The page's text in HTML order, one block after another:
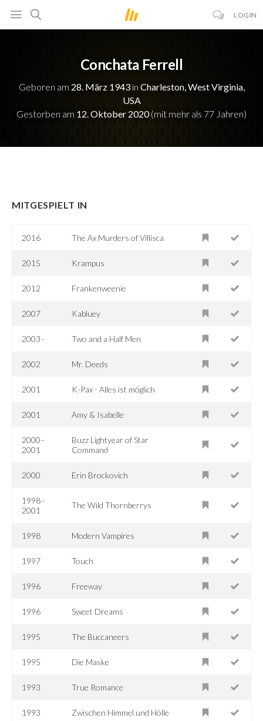
LOGIN
Conchata Ferrell
Geboren am 28. März 1943in Charleston, West Virginia,
USA
Gestorben am 12. Oktober 2020(mit mehr als 77 Jahren)
MITGESPIELT IN
2016 The Ax Murders of Villisca
2015 Krampus
2012 Frankenweenie
2007 Kabluey
2003– Two and a Half Men
2002 Mr. Deeds
2001 K-Pax - Alles ist möglich
2001 Amy & Isabelle
2000–
2001
Buzz Lightyear of Star
Command
2000 Erin Brockovich
1998–
2001
The Wild Thornberrys
1998 Modern Vampires
1997 Touch
1996 Freeway
1996 Sweet Dreams
1995 The Buccaneers
1995 Die Maske
1993 True Romance
1993 Zwischen Himmel und Hölle